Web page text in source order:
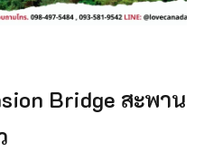
Bridge สะพาน